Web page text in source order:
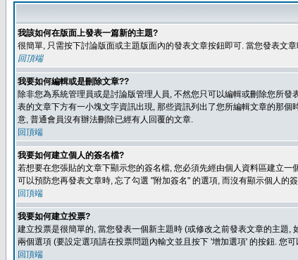
我該如何在版面上發表一篇新的主題?
很簡單, 只需按下討論版面或主題版面內的發表文章按鈕即可. 當您發表文
回頂端
我要如何編輯或是刪除文章??
除非您為系統管理員或是討論版管理人員, 不然您只可以編輯或刪除您所
表的文章下方有一小塊文字資訊出現, 那些資訊列出了您所編輯文章的那
意, 普通會員沒有辦法刪除已經有人回覆的文章.
回頂端
我要如何建立個人的簽名檔?
若想要在您張貼的文章下顯示您的簽名檔, 您必須先經由個人資料區建立
可以預防您再發表文章時, 忘了勾選 "附加簽名" 的選項, 而沒有顯示個人的
回頂端
我要如何建立投票?
建立投票是很簡單的, 當您發表一個新主題時 (或修改之前發表文章的主題
兩個選項 (要設定選項請在投票問題內輸文並且按下 '增加選項' 的按鈕. 您
回頂端